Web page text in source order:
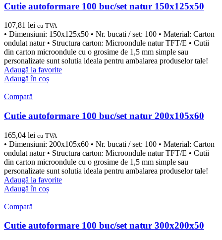
Cutie autoformare 100 buc/set natur 150x125x50
107,81 lei cu TVA
• Dimensiuni: 150x125x50 • Nr. bucati / set: 100 • Material: Carton
ondulat natur • Structura carton: Microondule natur TFT/E • Cutii
din carton microondule cu o grosime de 1,5 mm simple sau
personalizate sunt solutia ideala pentru ambalarea produselor tale!
Adaugă la favorite
Adaugă în coș
Compară
Cutie autoformare 100 buc/set natur 200x105x60
165,04 lei cu TVA
• Dimensiuni: 200x105x60 • Nr. bucati / set: 100 • Material: Carton
ondulat natur • Structura carton: Microondule natur TFT/E • Cutii
din carton microondule cu o grosime de 1,5 mm simple sau
personalizate sunt solutia ideala pentru ambalarea produselor tale!
Adaugă la favorite
Adaugă în coș
Compară
Cutie autoformare 100 buc/set natur 300x200x50